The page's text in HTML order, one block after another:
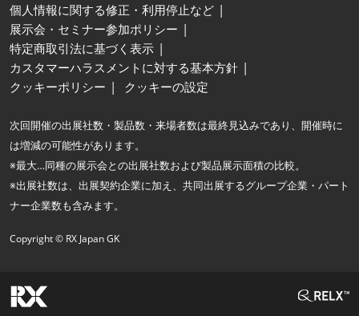
個人情報に関する修正・利用停止など
展示会・セミナー参加ポリシー
特定商取引法に基づく表示
カスタマーハラスメントに対する基本方針
クッキーポリシー
クッキーの設定
次回開催の出展社数・製品数・来場者数は最終見込みであり、開催時に
は増減の可能性があります。
※最大…同種の展示会との出展社数および製品展示面積の比較。
※出展社数は、出展契約企業に加え、共同出展するグループ企業・パート
ナー企業数も含みます。
Copyright © RX Japan GK